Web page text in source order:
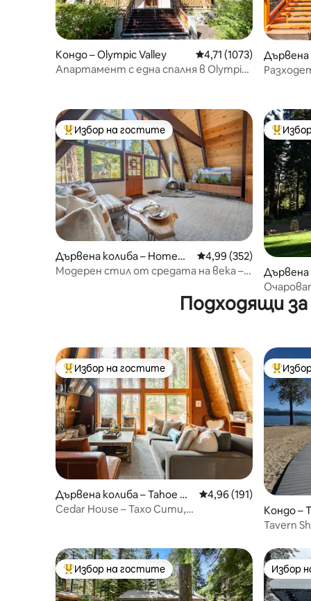
Кондо – Olympic Valley Средна оценка: 4,71
4,71 (1073)
Апартамент с една спалня в Olympic
Дървена
y
Най-популярен избор на гостите
Избор на гостите
Дървена колиба – Homew
ood
Средна оценка: 4,99
4,99 (352)
Модерен стил от средата на века –
Най-
Дървена
ty
Подходящи
Най-популярен избор на гостите
Избор на гостите
Дървена колиба – Tahoe Cit
y
Средна оценка: 4,96
4,96 (191)
Cedar House – Тахо Сити,
Най-
Кондо –
Tavern
Най-популярен избор на гостите
Избор на гостите Избор
Избор